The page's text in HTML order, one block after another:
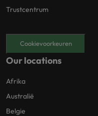
Trustcentrum
Cookievoorkeuren
Our locations
Afrika
Australië
Belgie